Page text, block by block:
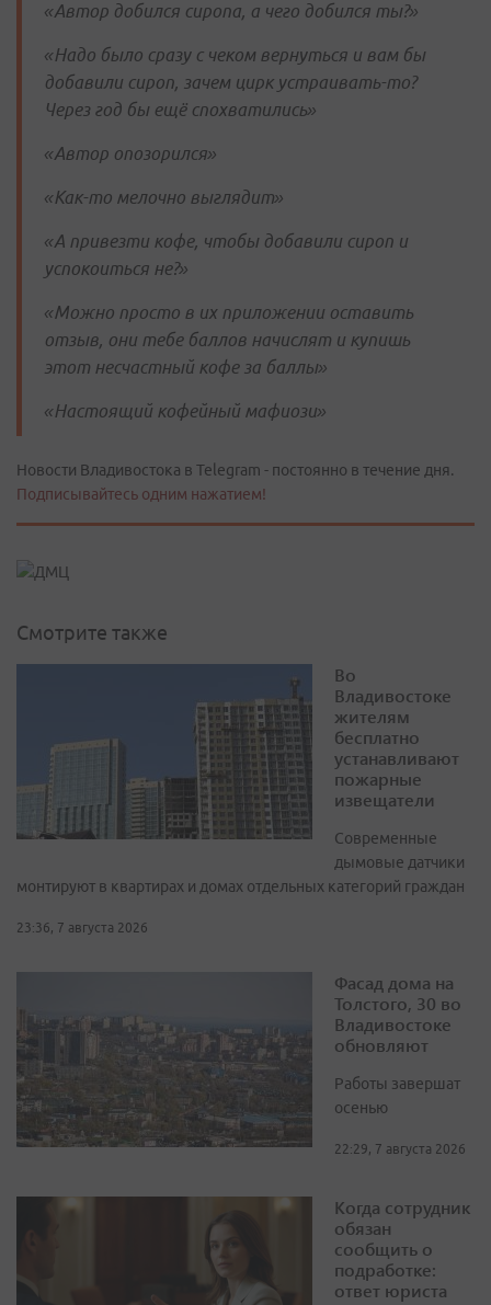
«Автор добился сиропа, а чего добился ты?»
«Надо было сразу с чеком вернуться и вам бы
добавили сироп, зачем цирк устраивать-то?
Через год бы ещё спохватились»
«Автор опозорился»
«Как-то мелочно выглядит»
«А привезти кофе, чтобы добавили сироп и
успокоиться не?»
«Можно просто в их приложении оставить
отзыв, они тебе баллов начислят и купишь
этот несчастный кофе за баллы»
«Настоящий кофейный мафиози»
Новости Владивостока в Telegram - постоянно в течение дня.
Подписывайтесь одним нажатием!
Смотрите также
Во
Владивостоке
жителям
бесплатно
устанавливают
пожарные
извещатели
Современные
дымовые датчики
монтируют в квартирах и домах отдельных категорий граждан
23:36, 7 августа 2026
Фасад дома на
Толстого, 30 во
Владивостоке
обновляют
Работы завершат
осенью
22:29, 7 августа 2026
Когда сотрудник
обязан
сообщить о
подработке:
ответ юриста